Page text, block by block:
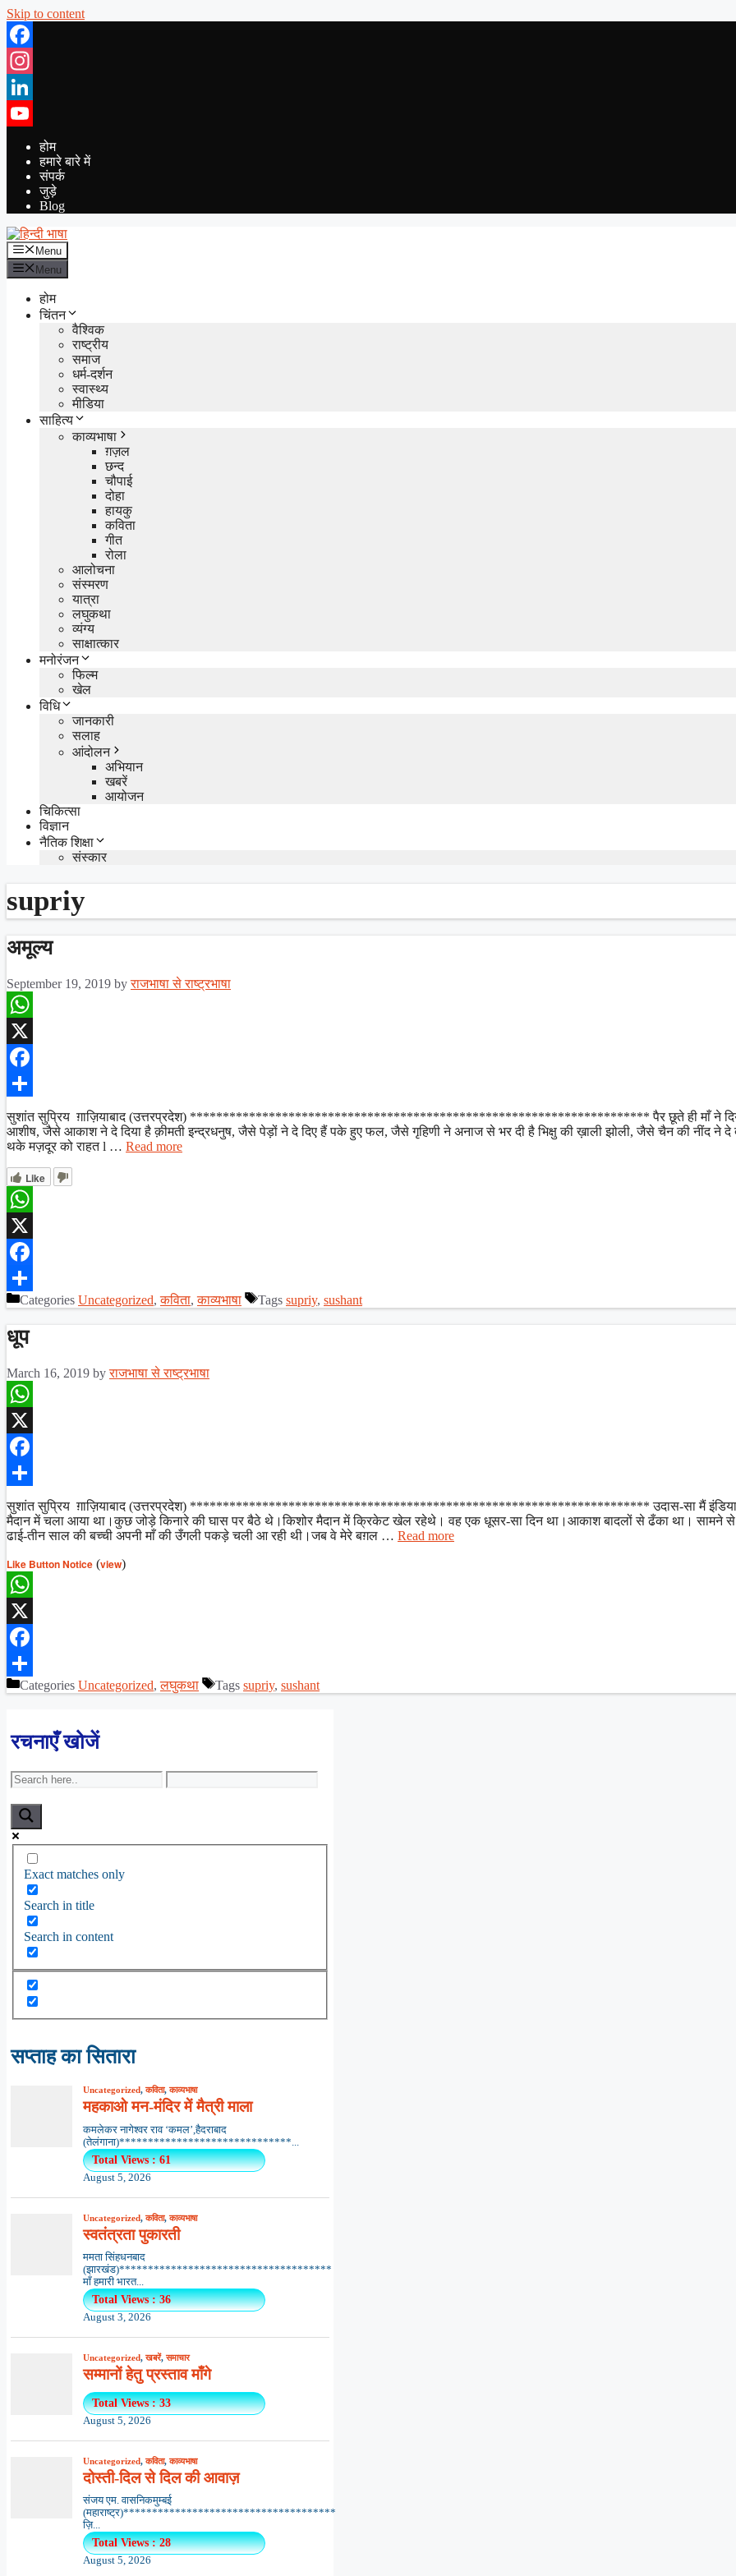
Skip to content
Facebook
Instagram
LinkedIn
YouTube
होम
हमारे बारे में
संपर्क
जुड़े
Blog
Menu
Menu
होम
चिंतन
वैश्विक
राष्ट्रीय
समाज
धर्म-दर्शन
स्वास्थ्य
मीडिया
साहित्य
काव्यभाषा
ग़ज़ल
छन्द
चौपाई
दोहा
हायकु
कविता
गीत
रोला
आलोचना
संस्मरण
यात्रा
लघुकथा
व्यंग्य
साक्षात्कार
मनोरंजन
फिल्म
खेल
विधि
जानकारी
सलाह
आंदोलन
अभियान
खबरें
आयोजन
चिकित्सा
विज्ञान
नैतिक शिक्षा
संस्कार
supriy
अमूल्य
September 19, 2019 byराजभाषा से राष्ट्रभाषा
WhatsApp
X
Facebook
Share
सुशांत सुप्रिय ग़ाज़ियाबाद (उत्तरप्रदेश) ********************************************************************** पैर छूते ही माँ ने
आशीष, जैसे आकाश ने दे दिया है क़ीमती इन्द्रधनुष, जैसे पेड़ों ने दे दिए हैं पके हुए फल, जैसे गृहिणी ने अनाज से भर दी है भिक्षु की ख़ाली झोली, जैसे चैन की नींद ने दे
थके मज़दूर को राहत l … Read more
Like
WhatsApp
X
Facebook
ShareCategories Uncategorized,कविता,काव्यभाषा Tags supriy, sushant
धूप
March 16, 2019 byराजभाषा से राष्ट्रभाषा
WhatsApp
X
Facebook
Share
सुशांत सुप्रिय ग़ाज़ियाबाद (उत्तरप्रदेश) ********************************************************************** उदास-सा मैं
मैदान में चला आया था।कुछ जोड़े किनारे की घास पर बैठे थे।किशोर मैदान में क्रिकेट खेल रहेथे। वह एक धूसर-सा दिन था।आकाश बादलों से ढँका था। सामने
ढाई-तीन साल की बच्ची अपनी माँ की उँगली पकड़े चली आ रही थी।जब वे मेरे बग़ल … Read more
Like Button Notice (view)
WhatsApp
X
Facebook
ShareCategories Uncategorized,लघुकथा Tags supriy, sushant
रचनाएँ खोजें
Exact matches only
Search in title
Search in content
सप्ताह का सितारा
Uncategorized,कविता,काव्यभाषा
महकाओ मन-मंदिर में मैत्री माला
कमलेकर नागेश्वर राव ‘कमल’,हैदराबाद
(तेलंगाना)******************************...
Total Views : 61
August 5, 2026
Uncategorized,कविता,काव्यभाषा
स्वतंत्रता पुकारती
ममता सिंहधनबाद
(झारखंड)*************************************
माँ हमारी भारत...
Total Views : 36
August 3, 2026
Uncategorized,खबरें,समाचार
सम्मानों हेतु प्रस्ताव माँगे
Total Views : 33
August 5, 2026
Uncategorized,कविता,काव्यभाषा
दोस्ती-दिल से दिल की आवाज़
संजय एम. वासनिकमुम्बई
(महाराष्ट्र)*************************************
ज़ि...
Total Views : 28
August 5, 2026